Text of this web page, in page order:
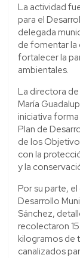
La actividad
para el
delegada
de fomentar la
fortalecer la
ambientales.
La directora
María
iniciativa
Plan de
de los
con la
y la
Por su parte,
Desarrollo
Sánchez,
recolectaron
kilogramos de
canalizados